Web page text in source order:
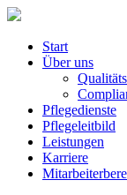
Start
Über uns
Pflegedienste
Pflegeleitbild
Leistungen
Karriere